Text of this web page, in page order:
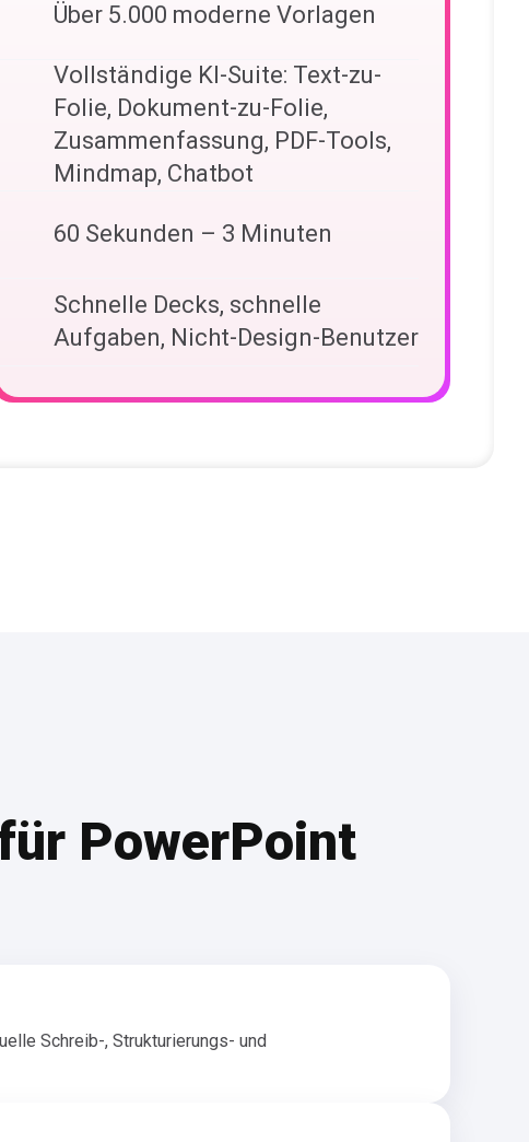
Über 5.000 moderne Vorlagen
Vollständige KI-Suite: Text-zu-
Folie, Dokument-zu-Folie,
Zusammenfassung, PDF-Tools,
Mindmap, Chatbot
60 Sekunden – 3 Minuten
Schnelle Decks, schnelle
Aufgaben, Nicht-Design-Benutzer
PowerPoint
Schreib-, Strukturierungs- und